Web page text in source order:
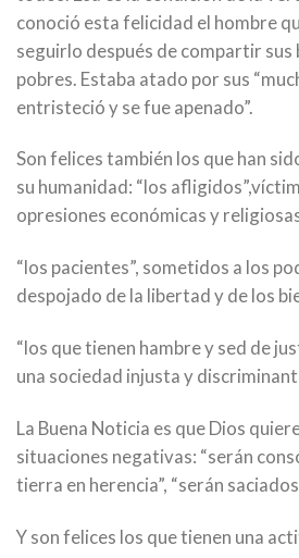
conoció esta felicidad el hombre
seguirlo después de compartir sus
pobres. Estaba atado por sus
entristeció y se fue apenado”.
Son felices también los que han
su humanidad: “los
opresiones económicas y
“los pacientes”, sometidos a los
despojado de la libertad y de los
“los que tienen hambre y sed de
una sociedad injusta y
La Buena Noticia es que Dios
situaciones negativas: “serán
tierra en herencia”, “serán
Y son felices los que tienen una